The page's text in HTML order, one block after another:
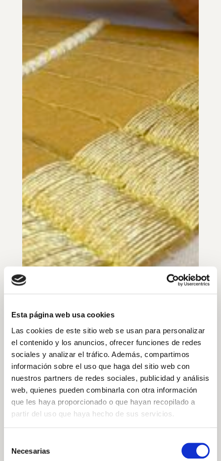
Esta página web usa cookies
Las cookies de este sitio web se usan para personalizar
el contenido y los anuncios, ofrecer funciones de redes
sociales y analizar el tráfico. Además, compartimos
información sobre el uso que haga del sitio web con
nuestros partners de redes sociales, publicidad y análisis
web, quienes pueden combinarla con otra información
que les haya proporcionado o que hayan recopilado a
partir del uso que haya hecho de sus servicios.
Necesarias
podrás participar en la acción
«Ven a bordar el